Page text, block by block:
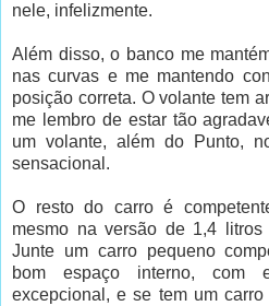
nele, infelizmente.
Além disso, o banco me
nas curvas e me mantendo
posição correta. O volante tem
me lembro de estar tão
um volante, além do Punto,
sensacional.
O resto do carro é
mesmo na versão de 1,4
Junte um carro pequeno
bom espaço interno, com
excepcional, e se tem um